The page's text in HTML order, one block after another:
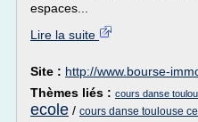
espaces...
Lire la suite
Site : http://www.bourse-
Thèmes liés : cours danse
ecole / cours danse toulouse